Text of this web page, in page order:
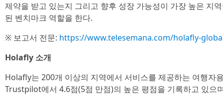
제약을 받고 있는지 그리고 향후 성장 가능성이 가장 높은 지
된 벤치마크 역할을 한다.
※ 보고서 전문: https://www.telesemana.com/holafly-
Holafly 소개
Holafly는 200개 이상의 지역에서 서비스를 제공하는 여행자
Trustpilot에서 4.6점(5점 만점)의 높은 평점을 기록하고 있으